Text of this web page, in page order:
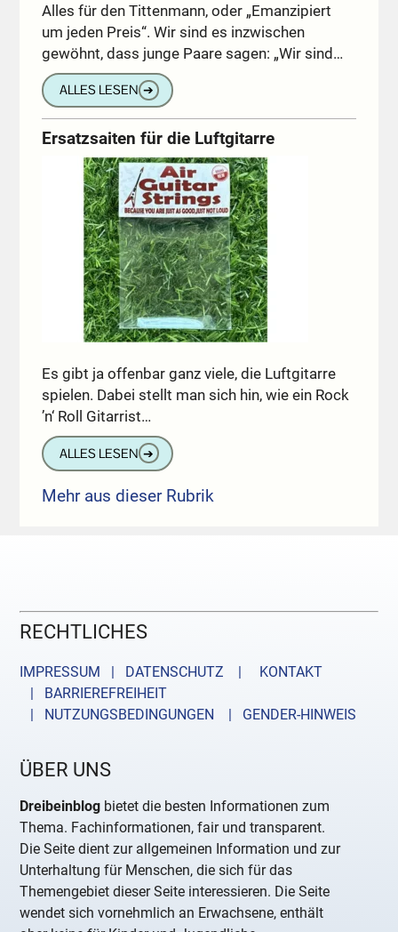
Alles für den Tittenmann, oder „Emanzipiert
um jeden Preis“. Wir sind es inzwischen
gewöhnt, dass junge Paare sagen: „Wir sind…
ALLES LESEN ➔
Ersatzsaiten für die Luftgitarre
Es gibt ja offenbar ganz viele, die Luftgitarre
spielen. Dabei stellt man sich hin, wie ein Rock
’n‘ Roll Gitarrist…
ALLES LESEN ➔
Mehr aus dieser Rubrik
RECHTLICHES
IMPRESSUM | DATENSCHUTZ |
KONTAKT
| BARRIEREFREIHEIT
| NUTZUNGSBEDINGUNGEN
| GENDER-HINWEIS
ÜBER UNS
Dreibeinblog bietet die besten Informationen zum
Thema. Fachinformationen, fair und transparent.
Die Seite dient zur allgemeinen Information und zur
Unterhaltung für Menschen, die sich für das
Themengebiet dieser Seite interessieren. Die Seite
wendet sich vornehmlich an Erwachsene, enthält